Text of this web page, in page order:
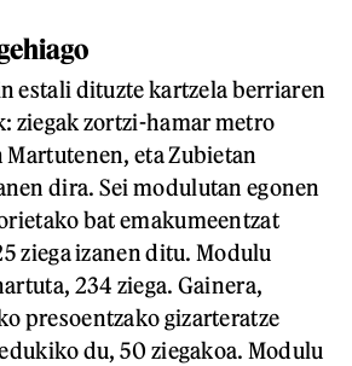
estali dituzte kartzela berriaren
ziegak zortzi-hamar metro
eta Zubietan
dira. Sei modulutan egonen
bat emakumeentzat
ziega izanen ditu. Modulu
234 ziega. Gainera,
presoentzako gizarteratze
du, 50 ziegakoa. Modulu